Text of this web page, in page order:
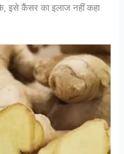
इसे कैंसर का इलाज नहीं कहा